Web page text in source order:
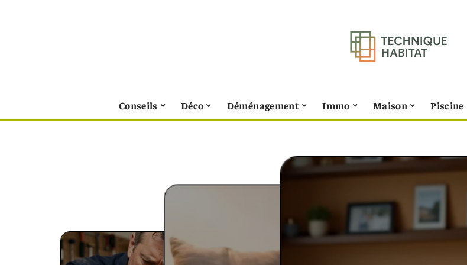
Conseils Déco Déménagement Immo Maison Piscine